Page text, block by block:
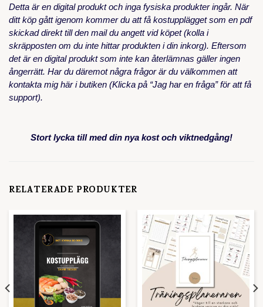
Detta är en digital produkt och inga fysiska produkter ingår. När
ditt köp gått igenom kommer du att få kostupplägget som en pdf
skickad direkt till den mail du angett vid köpet (kolla i
skräpposten om du inte hittar produkten i din inkorg). Eftersom
det är en digital produkt som inte kan återlämnas gäller ingen
ångerrätt. Har du däremot några frågor är du välkommen att
kontakta mig här i butiken (Klicka på “Jag har en fråga” för att få
support).
Stort lycka till med din nya kost och viktnedgång!
RELATERADE PRODUKTER